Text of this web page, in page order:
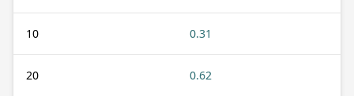
10 0.31
20 0.62